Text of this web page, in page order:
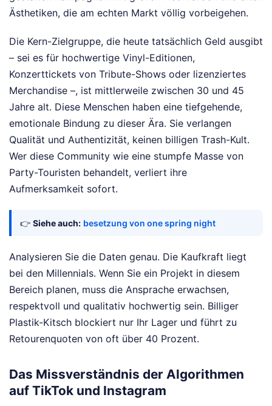
Ästhetiken, die am echten Markt völlig vorbeigehen.
Die Kern-Zielgruppe, die heute tatsächlich Geld ausgibt
– sei es für hochwertige Vinyl-Editionen,
Konzerttickets von Tribute-Shows oder lizenziertes
Merchandise –, ist mittlerweile zwischen 30 und 45
Jahre alt. Diese Menschen haben eine tiefgehende,
emotionale Bindung zu dieser Ära. Sie verlangen
Qualität und Authentizität, keinen billigen Trash-Kult.
Wer diese Community wie eine stumpfe Masse von
Party-Touristen behandelt, verliert ihre
Aufmerksamkeit sofort.
👉 Siehe auch: besetzung von one spring night
Analysieren Sie die Daten genau. Die Kaufkraft liegt
bei den Millennials. Wenn Sie ein Projekt in diesem
Bereich planen, muss die Ansprache erwachsen,
respektvoll und qualitativ hochwertig sein. Billiger
Plastik-Kitsch blockiert nur Ihr Lager und führt zu
Retourenquoten von oft über 40 Prozent.
Das Missverständnis der Algorithmen
auf TikTok und Instagram